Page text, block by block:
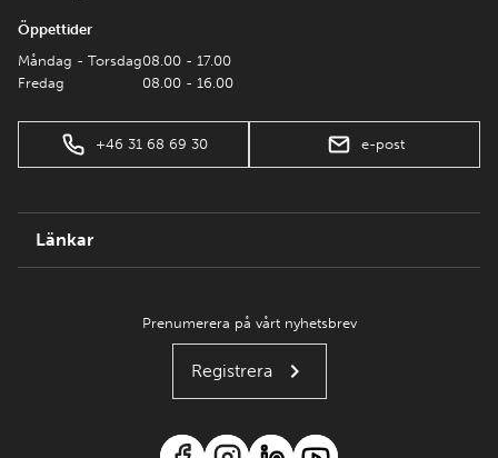
Öppettider
Måndag - Torsdag
Fredag
08.00 - 17.00
08.00 - 16.00
+46 31 68 69 30 e-post
Länkar
Prenumerera på vårt nyhetsbrev
Registrera